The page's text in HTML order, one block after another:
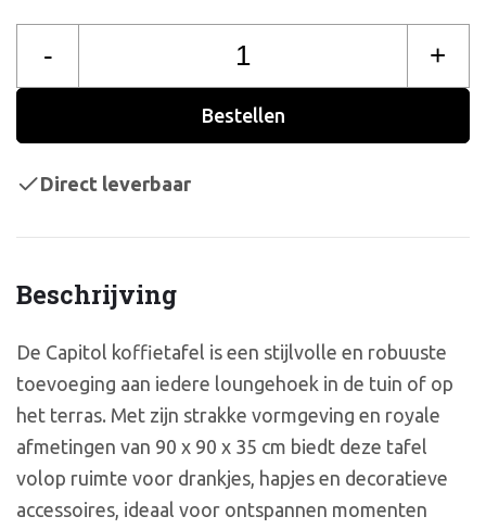
Beschrijving
De Capitol koffietafel is een stijlvolle en robuuste
toevoeging aan iedere loungehoek in de tuin of op
het terras. Met zijn strakke vormgeving en royale
afmetingen van 90 x 90 x 35 cm biedt deze tafel
volop ruimte voor drankjes, hapjes en decoratieve
accessoires, ideaal voor ontspannen momenten
- +
Bestellen
Direct leverbaar